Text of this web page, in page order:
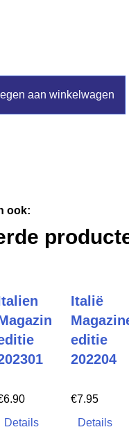
aan winkelwagen
ook:
6.90
Details
Italië
editie
202204
€7.95
Details